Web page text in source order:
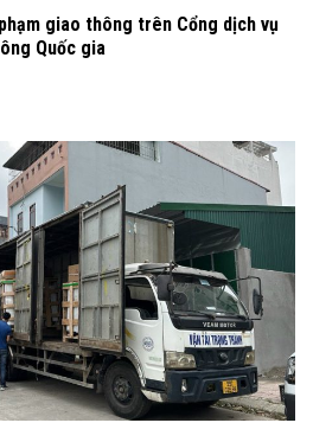
giao thông trên Cổng dịch vụ
Quốc gia